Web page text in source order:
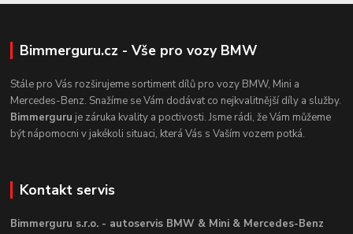
Bimmerguru.cz - Vše pro vozy BMW
Stále pro Vás rozširujeme sortiment dílů pro vozy BMW, Mini a
Mercedes-Benz. Snažíme se Vám dodávat co nejkvalitnější díly a služby.
Bimmerguru je záruka kvality a poctivosti. Jsme rádi, že Vám můžeme
být nápomocni v jakékoli situaci, která Vás s Vaším vozem potká.
Kontakt servis
Bimmerguru s.r.o. - autoservis BMW & Mini & Mercedes-Benz